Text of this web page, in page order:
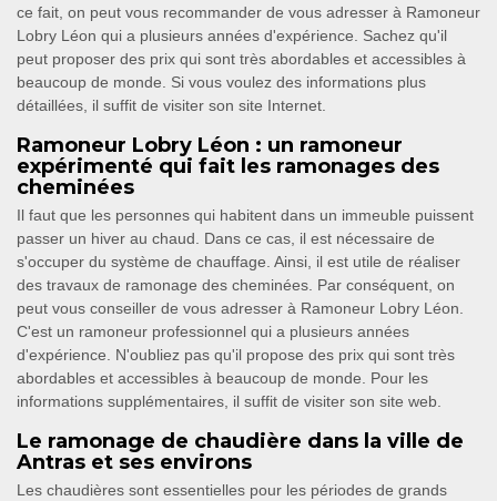
ce fait, on peut vous recommander de vous adresser à Ramoneur
Lobry Léon qui a plusieurs années d'expérience. Sachez qu'il
peut proposer des prix qui sont très abordables et accessibles à
beaucoup de monde. Si vous voulez des informations plus
détaillées, il suffit de visiter son site Internet.
Ramoneur Lobry Léon : un ramoneur
expérimenté qui fait les ramonages des
cheminées
Il faut que les personnes qui habitent dans un immeuble puissent
passer un hiver au chaud. Dans ce cas, il est nécessaire de
s'occuper du système de chauffage. Ainsi, il est utile de réaliser
des travaux de ramonage des cheminées. Par conséquent, on
peut vous conseiller de vous adresser à Ramoneur Lobry Léon.
C'est un ramoneur professionnel qui a plusieurs années
d'expérience. N'oubliez pas qu'il propose des prix qui sont très
abordables et accessibles à beaucoup de monde. Pour les
informations supplémentaires, il suffit de visiter son site web.
Le ramonage de chaudière dans la ville de
Antras et ses environs
Les chaudières sont essentielles pour les périodes de grands